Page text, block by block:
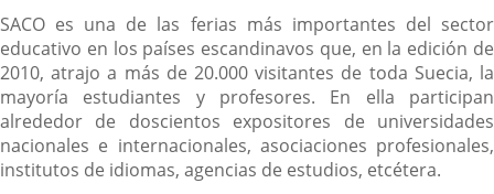
SACO es una de las ferias más importantes del sector
educativo en los países escandinavos que, en la edición de
2010, atrajo a más de 20.000 visitantes de toda Suecia, la
mayoría estudiantes y profesores. En ella participan
alrededor de doscientos expositores de universidades
nacionales e internacionales, asociaciones profesionales,
institutos de idiomas, agencias de estudios, etcétera.